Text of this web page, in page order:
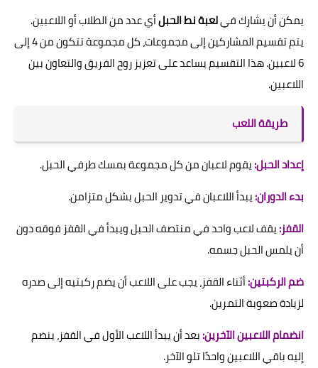
يمكن أن يشارك فيلعبة نط الحبلأي عدد من الطلاب أو اللاعبين.
يتم تقسيم المشاركين إلى مجموعات، كل مجموعة تتكون من 4 إلى
6 لاعبين. هذا التقسيم يساعد على تعزيز روح الفريق والتعاون بين
اللاعبين.
طريقة اللعب
إعداد الحبل:يقوم لاعبان من كل مجموعة بمسك طرفي الحبل.
بدء الدوران:يبدأ اللاعبان في تدوير الحبل بشكل متزامن.
القفز:يقف لاعب واحد في منتصف الحبل ويبدأ في القفز فوقه دون
أن يلمس الحبل جسمه.
ضم الركبتين:أثناء القفز، يجب على اللاعب أن يضم ركبتيه إلى صدره
لزيادة صعوبة التمرين.
انضمام اللاعبين الآخرين:بعد أن يبدأ اللاعب الأول في القفز، ينضم
إليه باقي اللاعبين واحدًا تلو الآخر.